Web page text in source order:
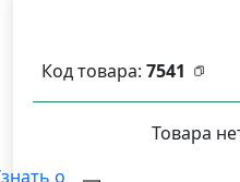
Код товара: 7541
Товара
о